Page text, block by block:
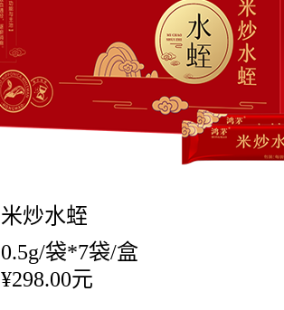
米炒水蛭
0.5g/袋*7袋/盒
¥298.00元